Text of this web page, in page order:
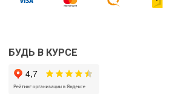
БУДЬ В КУРСЕ